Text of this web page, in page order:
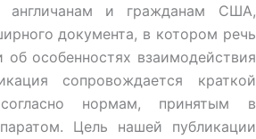
англичанам и гражданам США,
документа, в котором речь
особенностях взаимодействия
сопровождается краткой
нормам, принятым в
Цель нашей публикации